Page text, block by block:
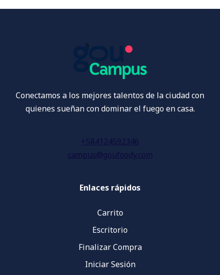
Conectamos a los mejores talentos de la ciudad con
quienes sueñan con dominar el fuego en casa.
+584124592346
campus@goufoody.com
Enlaces rápidos
Carrito
Escritorio
Finalizar Compra
Iniciar Sesión